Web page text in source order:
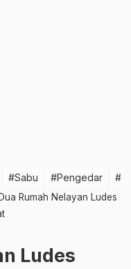
#Sabu #Pengedar
Dua Rumah Nelayan Ludes
Ludes